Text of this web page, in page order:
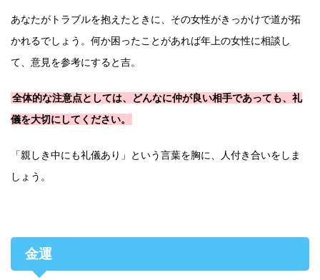
あなたがトラブルを抱えたときに、その女性がきっかけで道が拓
かれるでしょう。何か困ったことがあれば年上の女性に相談し
て、意見を参考にすると吉。
全体的な注意点としては、どんなに仲が良い相手であっても、礼
儀を大切にしてください。
「親しき中にも礼儀あり」という言葉を胸に、人付き合いをしま
しょう。
金運